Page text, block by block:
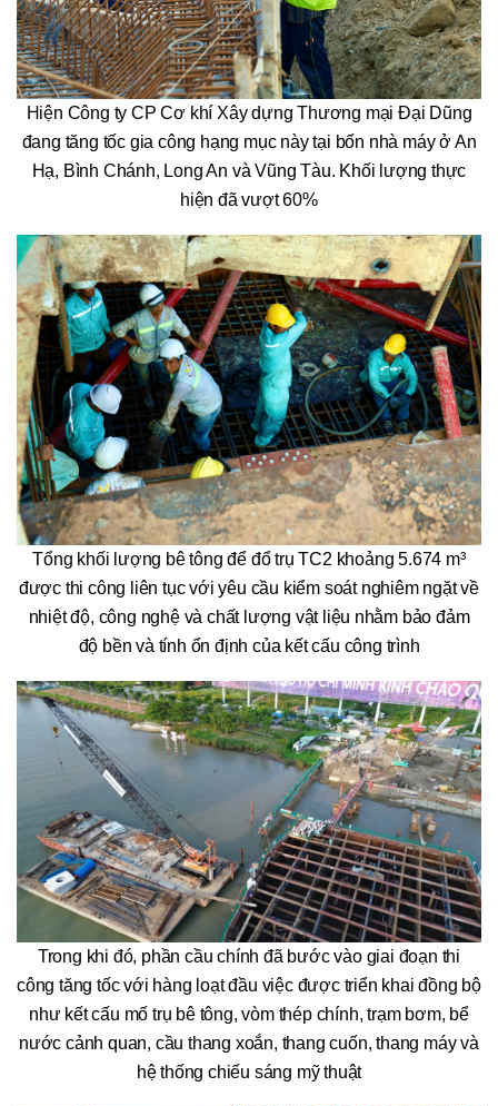
Hiện Công ty CP Cơ khí Xây dựng Thương mại Đại Dũng
đang tăng tốc gia công hạng mục này tại bốn nhà máy ở An
Hạ, Bình Chánh, Long An và Vũng Tàu. Khối lượng thực
hiện đã vượt 60%
Tổng khối lượng bê tông để đổ trụ TC2 khoảng 5.674 m³
được thi công liên tục với yêu cầu kiểm soát nghiêm ngặt về
nhiệt độ, công nghệ và chất lượng vật liệu nhằm bảo đảm
độ bền và tính ổn định của kết cấu công trình
Trong khi đó, phần cầu chính đã bước vào giai đoạn thi
công tăng tốc với hàng loạt đầu việc được triển khai đồng bộ
như kết cấu mố trụ bê tông, vòm thép chính, trạm bơm, bể
nước cảnh quan, cầu thang xoắn, thang cuốn, thang máy và
hệ thống chiếu sáng mỹ thuật